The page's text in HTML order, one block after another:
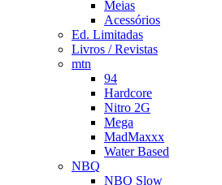
Meias
Acessórios
Ed. Limitadas
Livros / Revistas
mtn
94
Hardcore
Nitro 2G
Mega
MadMaxxx
Water Based
NBQ
NBQ Slow